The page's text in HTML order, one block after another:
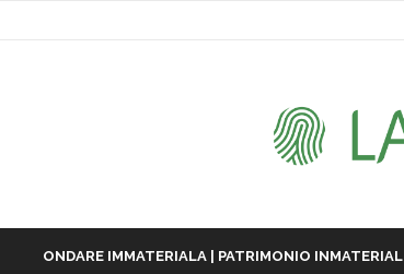
ONDARE IMMATERIALA | PATRIMONIO INMATERIAL